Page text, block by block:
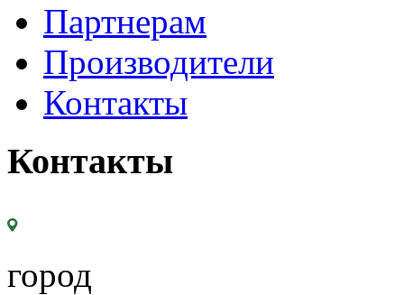
Партнерам
Производители
Контакты
Контакты
город